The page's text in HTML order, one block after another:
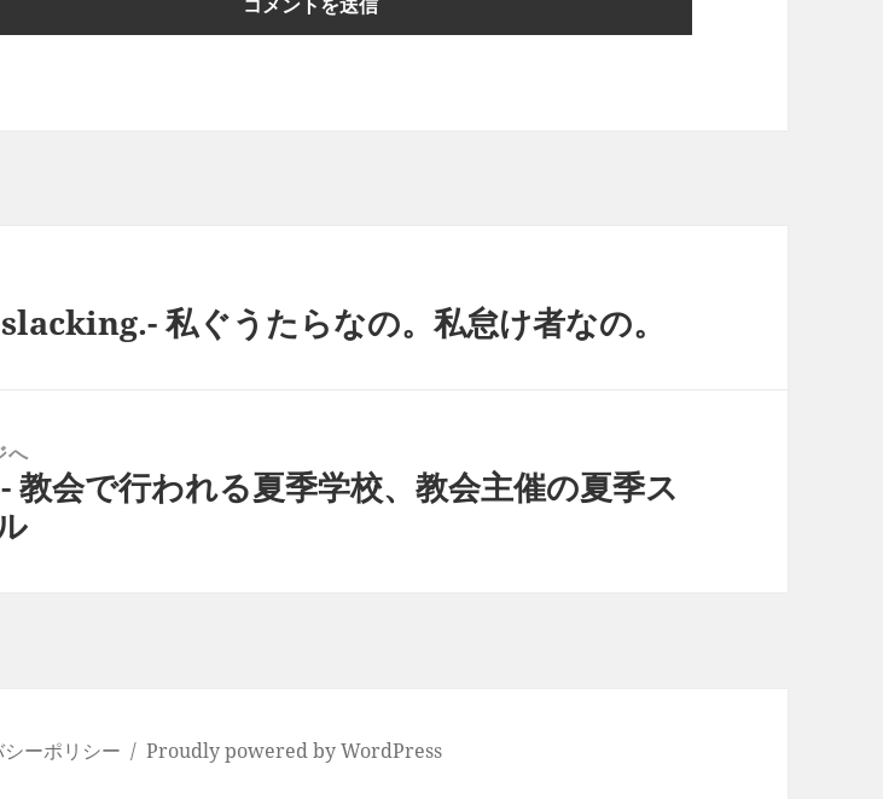
私ぐうたらなの。私怠け者なの。
へ
教会で行われる夏季学校、教会主催の夏季ス
ーポリシー Proudly powered by WordPress